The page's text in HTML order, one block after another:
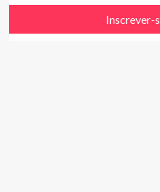
Inscrever-